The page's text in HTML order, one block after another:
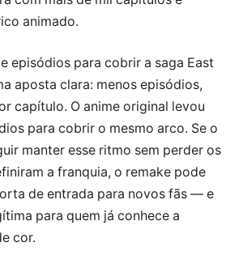
animado.
episódios para cobrir a saga East
aposta clara: menos episódios,
capítulo. O anime original levou
para cobrir o mesmo arco. Se o
manter esse ritmo sem perder os
a franquia, o remake pode
de entrada para novos fãs — e
para quem já conhece a
cor.